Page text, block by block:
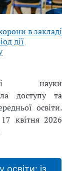
в закладі
дії
і науки
доступу та
освіти.
квітня 2026
освіти: із